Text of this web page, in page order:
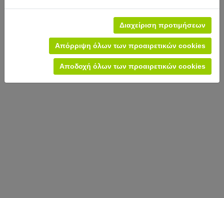
Διαχείριση προτιμήσεων
Απόρριψη όλων των προαιρετικών cookies
Αποδοχή όλων των προαιρετικών cookies